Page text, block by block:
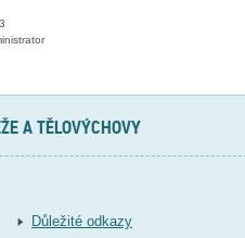
A TĚLOVÝCHOVY
Důležité odkazy